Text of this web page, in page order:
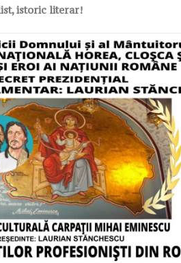
istoric literar!